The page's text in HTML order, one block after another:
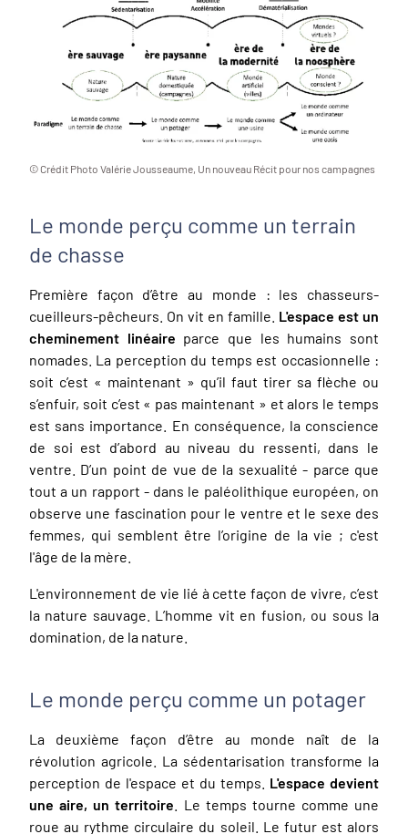
© Crédit Photo Valérie Jousseaume, Un nouveau Récit pour nos campagnes
Le monde perçu comme un terrain
de chasse
Première façon d’être au monde : les chasseurs-
cueilleurs-pêcheurs. On vit en famille. L'espace est un
cheminement linéaire parce que les humains sont
nomades. La perception du temps est occasionnelle :
soit c’est « maintenant » qu’il faut tirer sa flèche ou
s’enfuir, soit c’est « pas maintenant » et alors le temps
est sans importance. En conséquence, la conscience
de soi est d’abord au niveau du ressenti, dans le
ventre. D’un point de vue de la sexualité - parce que
tout a un rapport - dans le paléolithique européen, on
observe une fascination pour le ventre et le sexe des
femmes, qui semblent être l’origine de la vie ; c'est
l'âge de la mère.
L'environnement de vie lié à cette façon de vivre, c’est
la nature sauvage. L’homme vit en fusion, ou sous la
domination, de la nature.
Le monde perçu comme un potager
La deuxième façon d’être au monde naît de la
révolution agricole. La sédentarisation transforme la
perception de l'espace et du temps. L'espace devient
une aire, un territoire . Le temps tourne comme une
roue au rythme circulaire du soleil. Le futur est alors